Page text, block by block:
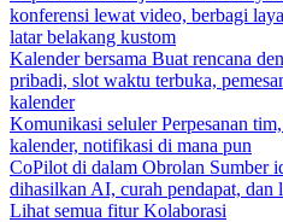
konferensi lewat video, berbagi
latar belakang kustom
Kalender bersama Buat rencana
pribadi, slot waktu terbuka,
kalender
Komunikasi seluler Perpesanan
kalender, notifikasi di mana pun
CoPilot di dalam Obrolan Sumber
dihasilkan AI, curah pendapat, dan
Lihat semua fitur Kolaborasi